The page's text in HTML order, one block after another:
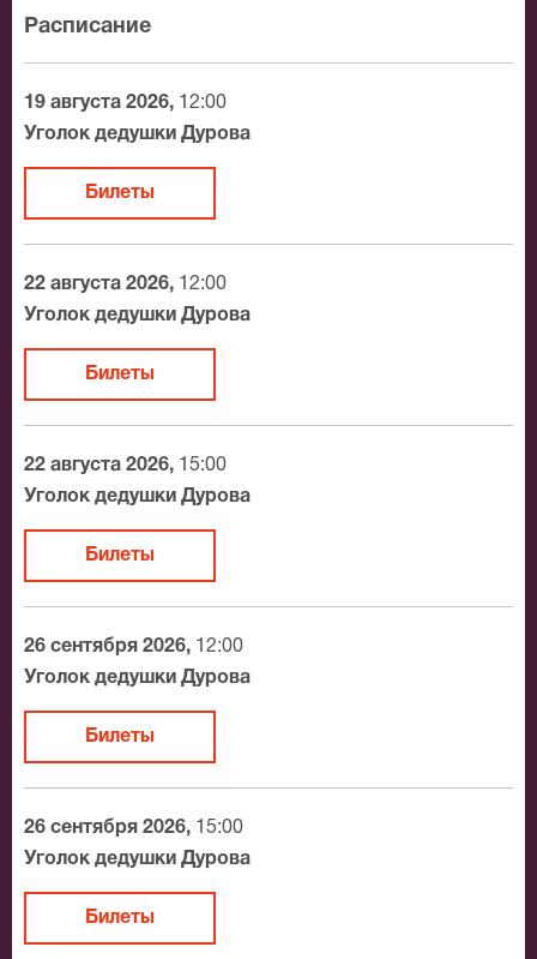
Расписание
19 августа 2026, 12:00
Уголок дедушки Дурова
Билеты
22 августа 2026, 12:00
Уголок дедушки Дурова
Билеты
22 августа 2026, 15:00
Уголок дедушки Дурова
Билеты
26 сентября 2026, 12:00
Уголок дедушки Дурова
Билеты
26 сентября 2026, 15:00
Уголок дедушки Дурова
Билеты